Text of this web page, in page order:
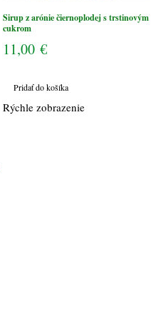
Sirup z arónie čiernoplodej s trstinovým
cukrom
11,00 €
Pridať do košíka
Rýchle zobrazenie